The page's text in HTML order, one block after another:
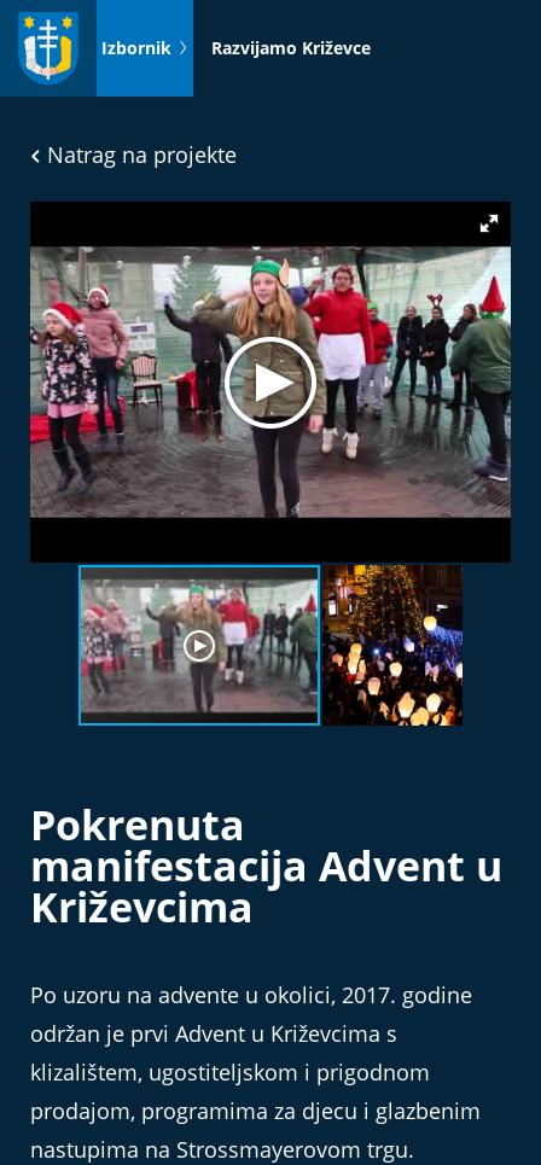
Idi
sadržaj
Izbornik Razvijamo Križevce
Natrag na projekte
Pokrenuta
manifestacija Advent u
Križevcima
Po uzoru na advente u okolici, 2017. godine
održan je prvi Advent u Križevcima s
klizalištem, ugostiteljskom i prigodnom
prodajom, programima za djecu i glazbenim
nastupima na Strossmayerovom trgu.